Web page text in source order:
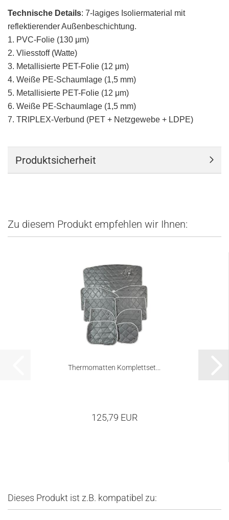
Technische Details: 7-lagiges Isoliermaterial mit
reflektierender Außenbeschichtung.
1. PVC-Folie (130 μm)
2. Vliesstoff (Watte)
3. Metallisierte PET-Folie (12 μm)
4. Weiße PE-Schaumlage (1,5 mm)
5. Metallisierte PET-Folie (12 μm)
6. Weiße PE-Schaumlage (1,5 mm)
7. TRIPLEX-Verbund (PET + Netzgewebe + LDPE)
Produktsicherheit
Zu diesem Produkt empfehlen wir Ihnen:
Thermomatten Komplettset...
125,79 EUR
Dieses Produkt ist z.B. kompatibel zu: